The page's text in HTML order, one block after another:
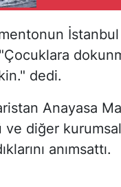
İstanbul
dedi.
Anayasa
ve diğer
anımsattı.